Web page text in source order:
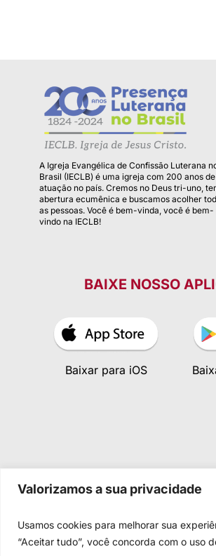
Valorizamos a sua privacidade
Usamos cookies para melhorar sua
“Aceitar tudo”, você concorda com o uso
A Igreja Evangélica de Confissão Luterana
Brasil (IECLB) é uma igreja com 200 anos de
atuação no país. Cremos no Deus tri-uno,
abertura ecumênica e buscamos acolher
as pessoas. Você é bem-vinda, você é bem-
vindo na IECLB!
BAIXE NOSSO
Baixar para iOS